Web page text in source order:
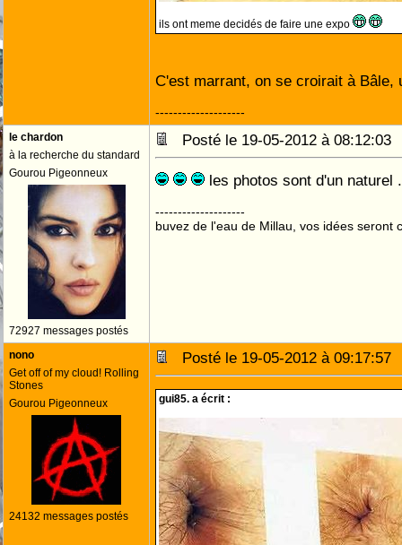
ils ont meme decidés de faire une expo
C'est marrant, on se croirait à
--------------------
le chardon
à la recherche du standard
Gourou Pigeonneux
72927 messages postés
Posté le 19-05-2012 à
les photos sont d'un
--------------------
buvez de l'eau de Millau, vos idées seront
nono
Get off of my cloud! Rolling
Stones
Gourou Pigeonneux
24132 messages postés
Posté le 19-05-2012 à
gui85. a écrit :